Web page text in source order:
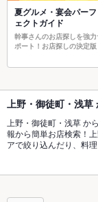
夏グルメ・宴会パーフ
ェクトガイド
幹事さんのお店探しを強
ポート！お店探しの決定版
上野・御徒町・浅草
上野・御徒町・浅草 か
報から簡単お店検索！
アで絞り込んだり、料
得なクーポンはもちろ
お店の最新情報をご紹
ートやパーティーにも